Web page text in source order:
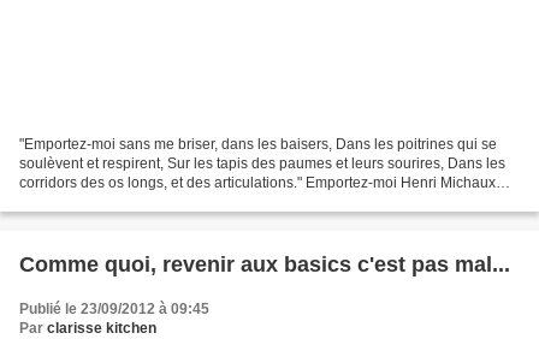
"Emportez-moi sans me briser, dans les baisers, Dans les poitrines qui se
soulèvent et respirent, Sur les tapis des paumes et leurs sourires, Dans les
corridors des os longs, et des articulations." Emportez-moi Henri Michaux
Comme quoi, revenir aux basics c'est pas mal...
Publié le 23/09/2012 à 09:45
Par clarisse kitchen